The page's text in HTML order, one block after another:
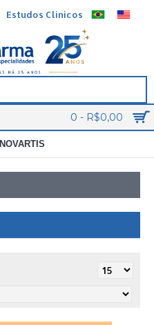
Estudos Clínicos
0 - R$0,00
NOVARTIS